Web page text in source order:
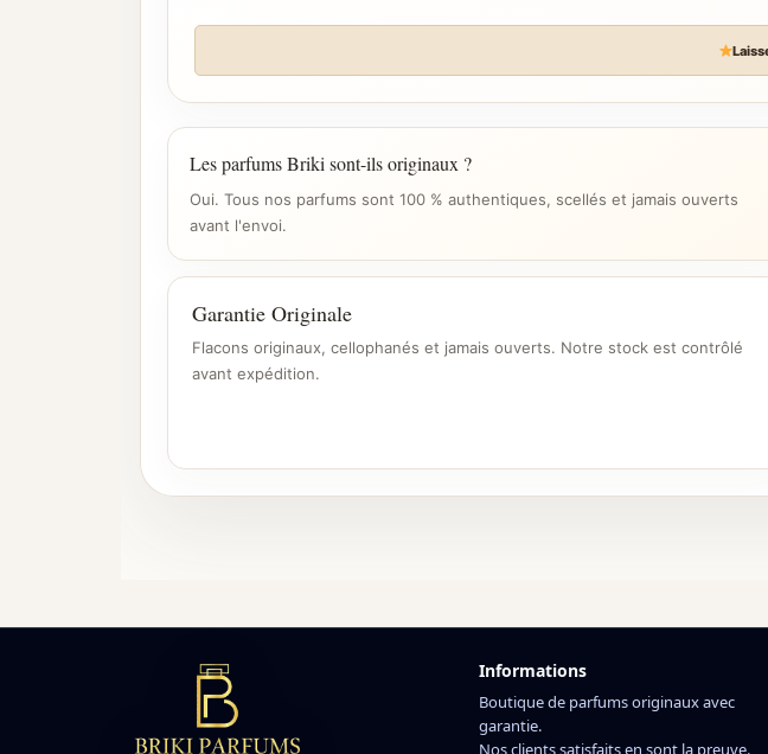
Les parfums Briki sont-ils originaux ?
Oui. Tous nos parfums sont 100 % authentiques, scellés et jamais ouverts
avant l'envoi.
Garantie Originale
Flacons originaux, cellophanés et jamais ouverts. Notre stock est contrôlé
avant expédition.
Informations
Boutique de parfums originaux avec
garantie.
Nos clients satisfaits en sont la preuve.